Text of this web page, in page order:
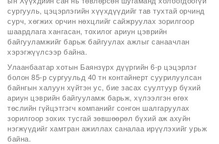
сургууль, цэцэрлэгийн хүүхдүүдийг тав тухтай орчинд
сурч, хөгжих орчин нөхцлийг сайжруулах зорилгоор
шаардлага хангасан, тохилог ариун цэврийн
байгууламжийг барьж байгуулах ажлыг санаачлан
хэрэгжүүлсээр байна.
Улаанбаатар хотын Баянзүрх дүүргийн 6-р цэцэрлэг
болон 85-р сургуульд 40 тн контайнерт суурилуулсан
байнгын халуун хүйтэн ус, бие засах суултуур бүхий
ариун цэврийн байгууламж барьж, хүлээлгэн өгөх
төслийн гүйцэтгэгч компанийг сонгон шалгаруулах
зорилгоор зохих тусгай зөвшөөрөл бүхий аж ахуйн
нэгжүүдийг хамтран ажиллах саналаа ирүүлэхийг урьж
байна.